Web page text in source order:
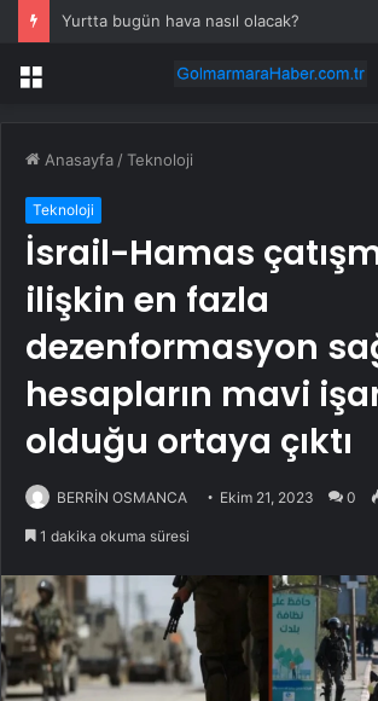
Yurtta bugün hava nasıl olacak?
Menü
Anasayfa /Teknoloji
Teknoloji
İsrail-Hamas
ilişkin en fazla
dezenformasyon
hesapların mavi
olduğu ortaya çıktı
BERRİN OSMANCA Ekim 21, 2023 0
1 dakika okuma süresi